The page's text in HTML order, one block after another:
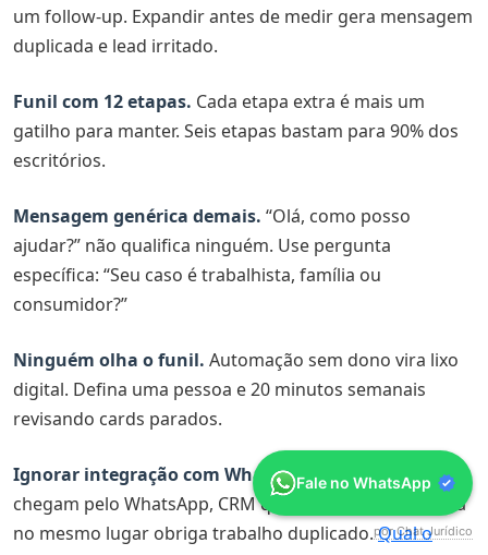
um follow-up. Expandir antes de medir gera mensagem
duplicada e lead irritado.
Funil com 12 etapas. Cada etapa extra é mais um
gatilho para manter. Seis etapas bastam para 90% dos
escritórios.
Mensagem genérica demais. “Olá, como posso
ajudar?” não qualifica ninguém. Use pergunta
específica: “Seu caso é trabalhista, família ou
consumidor?”
Ninguém olha o funil. Automação sem dono vira lixo
digital. Defina uma pessoa e 20 minutos semanais
revisando cards parados.
Ignorar integração com WhatsApp.Se 70% dos leads
chegam pelo WhatsApp, CRM que não reflete conversa
no mesmo lugar obriga trabalho duplicado.Qual o
Fale no WhatsApp
por Chat Jurídico